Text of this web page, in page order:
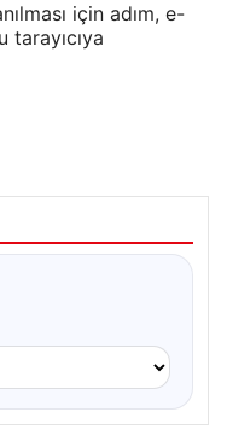
için adım, e-